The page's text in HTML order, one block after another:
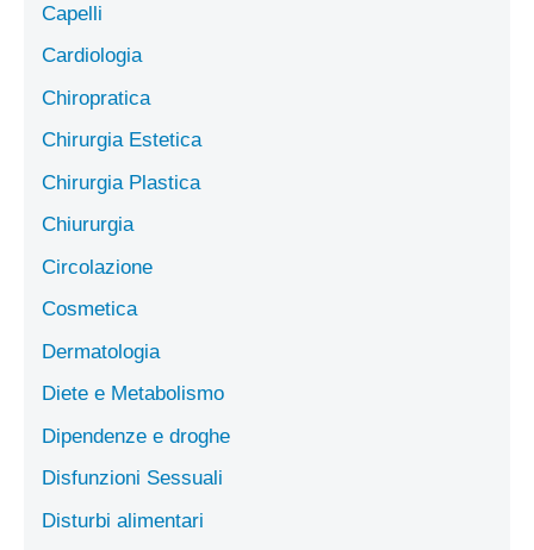
Capelli
Cardiologia
Chiropratica
Chirurgia Estetica
Chirurgia Plastica
Chiururgia
Circolazione
Cosmetica
Dermatologia
Diete e Metabolismo
Dipendenze e droghe
Disfunzioni Sessuali
Disturbi alimentari